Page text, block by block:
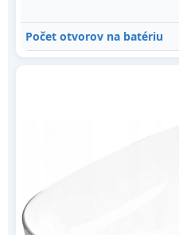
Počet otvorov na batériu